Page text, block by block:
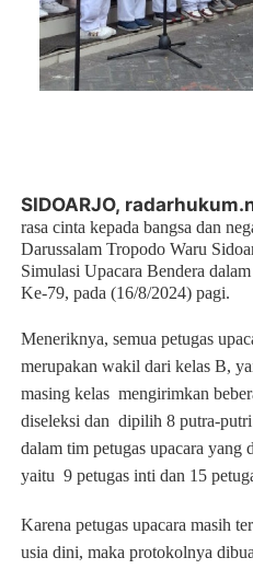
SIDOARJO,
rasa cinta kepada bangsa dan
Darussalam Tropodo Waru
Simulasi Upacara Bendera
Ke-79, pada (16/8/2024) pagi.
Meneriknya, semua petugas
merupakan wakil dari kelas B,
masing kelas mengirimkan
diseleksi dan dipilih 8 putra-
dalam tim petugas upacara yang
yaitu 9 petugas inti dan 15
Karena petugas upacara masih
usia dini, maka protokolnya